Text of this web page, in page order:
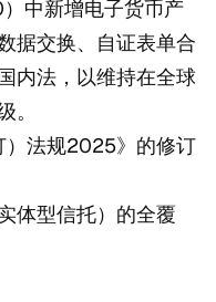
中新增电子货币产
据交换、自证表单合
内法，以维持在全球
。
法规2025》的修订
体型信托）的全覆